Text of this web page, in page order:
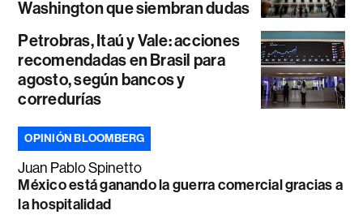
Washington que siembran dudas
Petrobras, Itaú y Vale: acciones
recomendadas en Brasil para
agosto, según bancos y
corredurías
OPINIÓN BLOOMBERG
Juan Pablo Spinetto
México está ganando la guerra comercial gracias a
la hospitalidad